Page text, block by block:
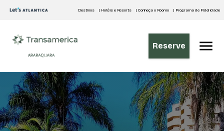
Destinos | Hotéis e Resorts | Conheça o Roomo | Programa de Fidelidade
Reserve